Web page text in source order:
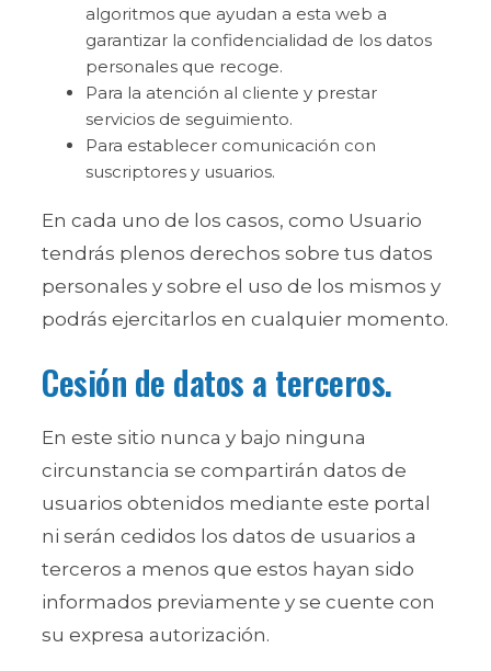
algoritmos que ayudan a esta web a
garantizar la confidencialidad de los datos
personales que recoge.
Para la atención al cliente y prestar
servicios de seguimiento.
Para establecer comunicación con
suscriptores y usuarios.
En cada uno de los casos, como Usuario
tendrás plenos derechos sobre tus datos
personales y sobre el uso de los mismos y
podrás ejercitarlos en cualquier momento.
Cesión de datos a terceros.
En este sitio nunca y bajo ninguna
circunstancia se compartirán datos de
usuarios obtenidos mediante este portal
ni serán cedidos los datos de usuarios a
terceros a menos que estos hayan sido
informados previamente y se cuente con
su expresa autorización.